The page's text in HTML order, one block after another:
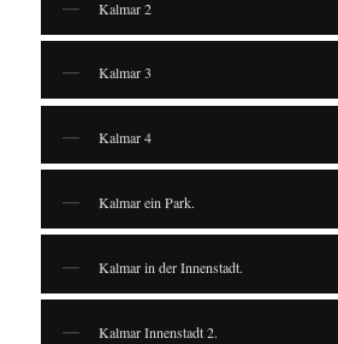
Kalmar 2
Kalmar 3
Kalmar 4
Kalmar ein Park.
Kalmar in der Innenstadt.
Kalmar Innenstadt 2.